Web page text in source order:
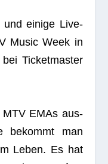
und einige Live-
Music Week in
Ticket­mas­ter
MTV EMAs aus­
bekommt man
Leben. Es hat